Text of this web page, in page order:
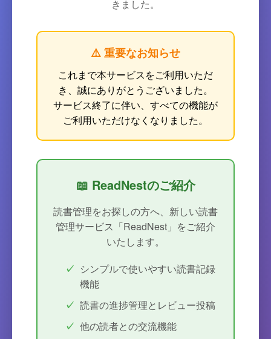
きました。
⚠️ 重要なお知らせ
これまで本サービスをご利用いただ
き、誠にありがとうございました。
サービス終了に伴い、すべての機能が
ご利用いただけなくなりました。
📖 ReadNestのご紹介
読書管理をお探しの方へ、新しい読書
管理サービス「ReadNest」をご紹介
いたします。
シンプルで使いやすい読書記録
機能
読書の進捗管理とレビュー投稿
他の読者との交流機能